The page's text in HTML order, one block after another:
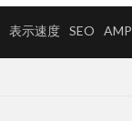
表示速度 SEO AMP